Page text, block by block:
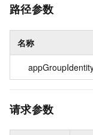
路径参数
名称
请求参数